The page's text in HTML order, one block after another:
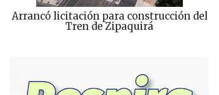
Arrancó licitación para construcción del
Tren de Zipaquirá